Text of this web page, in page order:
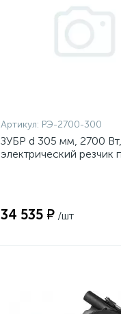
Артикул: РЭ-2700-300
ЗУБР d 305 мм, 2700
электрический резчик
34 535 ₽ /шт